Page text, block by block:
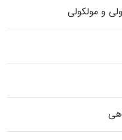
و مولکولی